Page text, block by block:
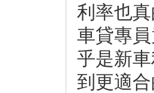
利率也
車貸專
乎是新
到更適